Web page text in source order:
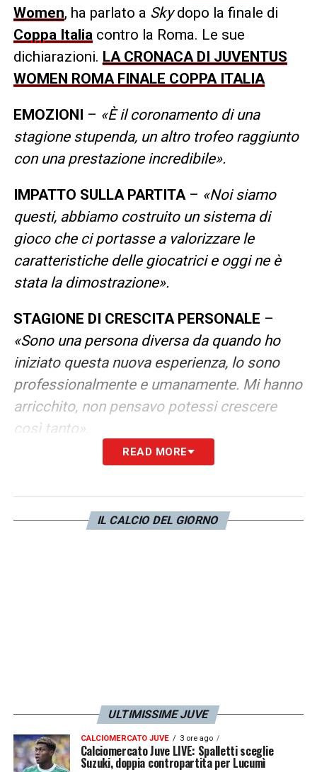
Women, ha parlato a Skydopo la finale di
Coppa Italiacontro la Roma. Le sue
dichiarazioni. LA CRONACA DI JUVENTUS
WOMEN ROMA FINALE COPPA ITALIA
EMOZIONI – «È il coronamento di una
stagione stupenda, un altro trofeo raggiunto
con una prestazione incredibile».
IMPATTO SULLA PARTITA– «Noi siamo
questi, abbiamo costruito un sistema di
gioco che ci portasse a valorizzare le
caratteristiche delle giocatrici e oggi ne è
stata la dimostrazione».
STAGIONE DI CRESCITA PERSONALE –
«Sono una persona diversa da quando ho
iniziato questa nuova esperienza, lo sono
professionalmente e umanamente. Mi hanno
arricchito, non pensavo potessi crescere
così tanto».
READ MORE
IL CALCIO DEL GIORNO
ULTIMISSIME JUVE
CALCIOMERCATO JUVE 3 ore ago
Calciomercato Juve LIVE: Spalletti sceglie
Suzuki, doppia contropartita per Lucumì